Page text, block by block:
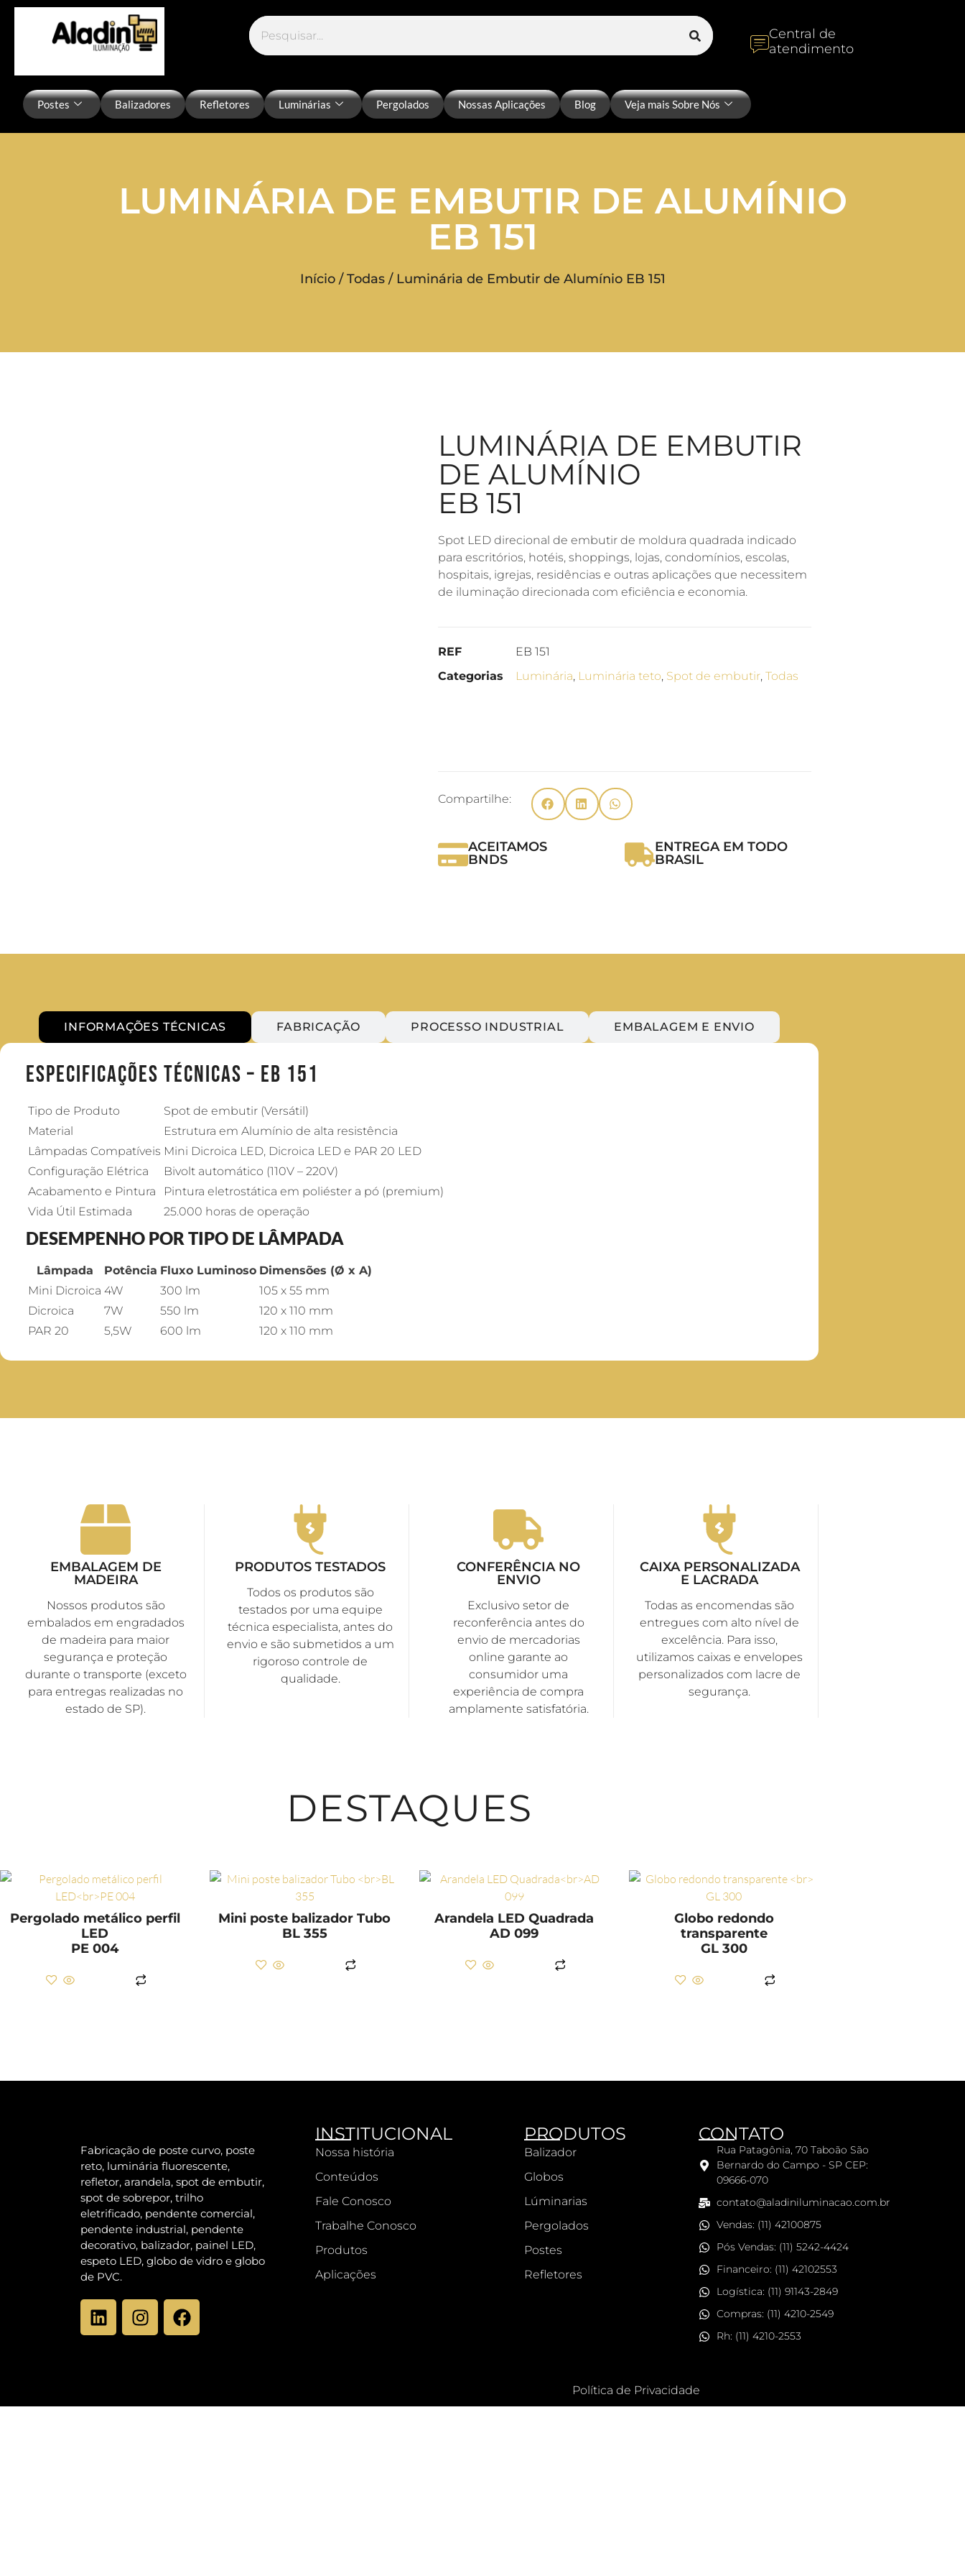
Central de
atendimento
Postes Balizadores Refletores Luminárias Pergolados Nossas Aplicações Blog Veja mais Sobre Nós
LUMINÁRIA DE EMBUTIR DE ALUMÍNIO
EB 151
Início/Todas/ Luminária de Embutir de Alumínio EB 151
LUMINÁRIA DE EMBUTIR
DE ALUMÍNIO
EB 151
Spot LED direcional de embutir de moldura quadrada indicado
para escritórios, hotéis, shoppings, lojas, condomínios, escolas,
hospitais, igrejas, residências e outras aplicações que necessitem
de iluminação direcionada com eficiência e economia.
REF
EB 151
Categorias
Luminária, Luminária teto, Spot de embutir, Todas
Compartilhe:
ACEITAMOS
BNDS
ENTREGA EM TODO
BRASIL
INFORMAÇÕES TÉCNICAS FABRICAÇÃO PROCESSO INDUSTRIAL EMBALAGEM E ENVIO
Especificações Técnicas – EB 151
Tipo de Produto
Spot de embutir (Versátil)
Material
Estrutura em Alumínio de alta resistência
Lâmpadas Compatíveis Mini Dicroica LED, Dicroica LED e PAR 20 LED
Configuração Elétrica
Bivolt automático (110V – 220V)
Acabamento e Pintura
Pintura eletrostática em poliéster a pó (premium)
Vida Útil Estimada
25.000 horas de operação
DESEMPENHO POR TIPO DE LÂMPADA
Lâmpada Potência Fluxo Luminoso Dimensões (Ø x A)
Mini Dicroica 4W 300 lm
105 x 55 mm
Dicroica
7W 550 lm
120 x 110 mm
PAR 20
5,5W 600 lm 120 x 110 mm
EMBALAGEM DE
MADEIRA
Nossos produtos são
embalados em engradados
de madeira para maior
segurança e proteção
durante o transporte (exceto
para entregas realizadas no
estado de SP).
PRODUTOS TESTADOS
Todos os produtos são
testados por uma equipe
técnica especialista, antes do
envio e são submetidos a um
rigoroso controle de
qualidade.
CONFERÊNCIA NO
ENVIO
Exclusivo setor de
reconferência antes do
envio de mercadorias
online garante ao
consumidor uma
experiência de compra
amplamente satisfatória.
CAIXA PERSONALIZADA
E LACRADA
Todas as encomendas são
entregues com alto nível de
excelência. Para isso,
utilizamos caixas e envelopes
personalizados com lacre de
segurança.
DESTAQUES
Pergolado metálico perfil
LED
PE 004
Mini poste balizador Tubo
BL 355
Arandela LED Quadrada
AD 099
Globo redondo
transparente
GL 300
Fabricação de poste curvo, poste
reto, luminária fluorescente,
refletor, arandela, spot de embutir,
spot de sobrepor, trilho
eletrificado, pendente comercial,
pendente industrial, pendente
decorativo, balizador, painel LED,
espeto LED, globo de vidro e globo
de PVC.
INSTITUCIONAL
Nossa história
Conteúdos
Fale Conosco
Trabalhe Conosco
Produtos
Aplicações
PRODUTOS
Balizador
Globos
Lúminarias
Pergolados
Postes
Refletores
CONTATO
Rua Patagônia, 70 Taboão São
Bernardo do Campo - SP CEP:
09666-070
contato@aladiniluminacao.com.br
Vendas: (11) 42100875
Pós Vendas: (11) 5242-4424
Financeiro: (11) 42102553
Logística: (11) 91143-2849
Compras: (11) 4210-2549
Rh: (11) 4210-2553
Política de Privacidade